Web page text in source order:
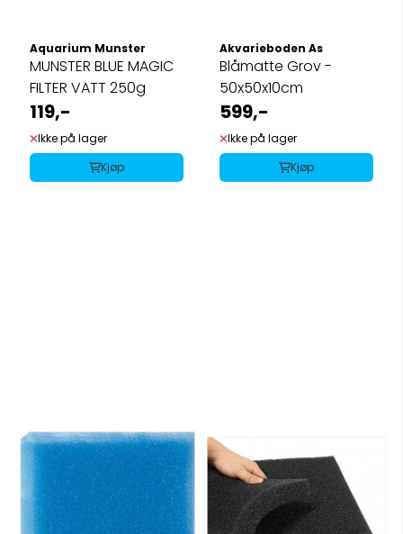
Aquarium Munster
MUNSTER BLUE MAGIC
FILTER VATT 250g
119,-
Ikke på lager
Kjøp
Akvarieboden As
Blåmatte Grov -
50x50x10cm
599,-
Ikke på lager
Kjøp